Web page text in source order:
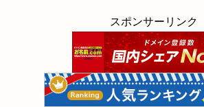
スポンサーリンク